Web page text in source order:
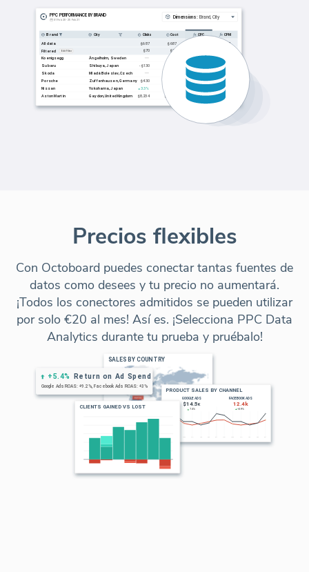
Precios flexibles
Con Octoboard puedes conectar tantas fuentes de
datos como desees y tu precio no aumentará.
¡Todos los conectores admitidos se pueden utilizar
por solo €20 al mes! Así es. ¡Selecciona PPC Data
Analytics durante tu prueba y pruébalo!